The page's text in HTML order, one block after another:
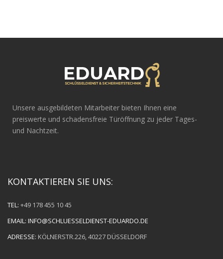
Unsere ausgebildeten Mitarbeiter bieten Ihnen eine
preiswerte und schadensfreie Türöffnung zu jeder Tages-
und Nachtzeit.
KONTAKTIEREN SIE UNS:
TEL: +49 178 455 10 45
EMAIL: INFO@SCHLUESSELDIENST-EDUARDO.DE
ADRESSE: KÖLNERSTR.226, 40227 DÜSSELDORF